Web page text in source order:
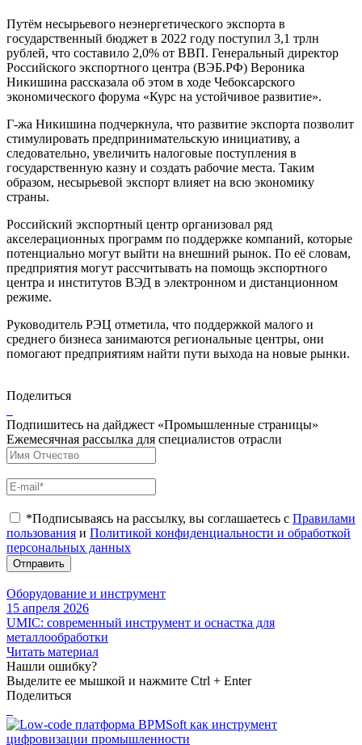
Путём несырьевого неэнергетического экспорта в
государственный бюджет в 2022 году поступил 3,1 трлн
рублей, что составило 2,0% от ВВП. Генеральный директор
Российского экспортного центра (ВЭБ.РФ) Вероника
Никишина рассказала об этом в ходе Чебоксарского
экономического форума «Курс на устойчивое развитие».
Г-жа Никишина подчеркнула, что развитие экспорта позволит
стимулировать предпринимательскую инициативу, а
следовательно, увеличить налоговые поступления в
государственную казну и создать рабочие места. Таким
образом, несырьевой экспорт влияет на всю экономику
страны.
Российский экспортный центр организовал ряд
акселерационных программ по поддержке компаний, которые
потенциально могут выйти на внешний рынок. По её словам,
предприятия могут рассчитывать на помощь экспортного
центра и институтов ВЭД в электронном и дистанционном
режиме.
Руководитель РЭЦ отметила, что поддержкой малого и
среднего бизнеса занимаются региональные центры, они
помогают предприятиям найти пути выхода на новые рынки.
Поделиться
Подпишитесь на дайджест «Промышленные страницы»
Ежемесячная рассылка для специалистов отрасли
*Подписываясь на рассылку, вы соглашаетесь с Правилами
пользования и Политикой конфиденциальности и обработкой
персональных данных
Отправить
Оборудование и инструмент
15 апреля 2026
UMIC: современный инструмент и оснастка для
металлообработки
Читать материал
Нашли ошибку?
Выделите ее мышкой и нажмите Ctrl + Enter
Поделиться